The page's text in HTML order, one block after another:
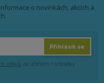
o novinkách, akcích a
Přihlásit se
údajů za účelem rozesílky